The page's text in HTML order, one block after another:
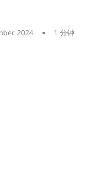
2024 1 分钟